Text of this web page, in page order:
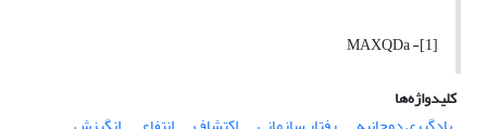
[1]- MAXQDa
کلیدواژه‌ها